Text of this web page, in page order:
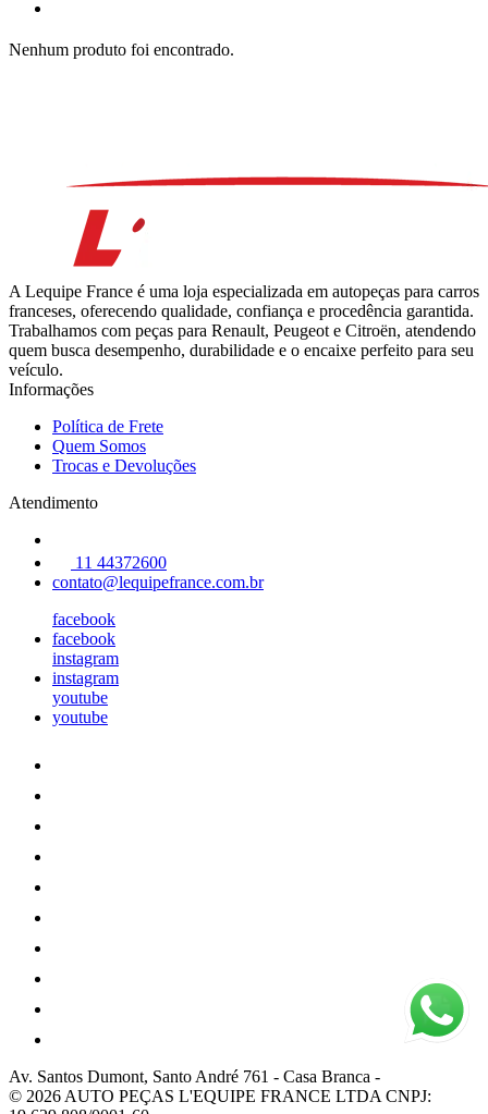
Nenhum produto foi encontrado.
A Lequipe France é uma loja especializada em autopeças para carros
franceses, oferecendo qualidade, confiança e procedência garantida.
Trabalhamos com peças para Renault, Peugeot e Citroën, atendendo
quem busca desempenho, durabilidade e o encaixe perfeito para seu
veículo.
Informações
Política de Frete
Quem Somos
Trocas e Devoluções
Atendimento
11 44372600
contato@lequipefrance.com.br
facebook
facebook
instagram
instagram
youtube
youtube
Av. Santos Dumont, Santo André 761 - Casa Branca -
© 2026 AUTO PEÇAS L'EQUIPE FRANCE LTDA CNPJ: